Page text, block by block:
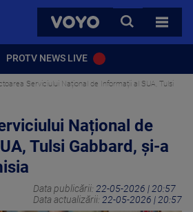
VOYO
CAUTA
TOATE
PROTV NEWS LIVE
Serviciului Național de Informații al SUA, Tulsi
Național de
Tulsi Gabbard, și-a
Data publicării: 22-05-2026 | 20:57
Data actualizării: 22-05-2026 | 20:57